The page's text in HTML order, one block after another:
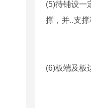
(5)待铺设一
撑，并..支撑
(6)板端及板